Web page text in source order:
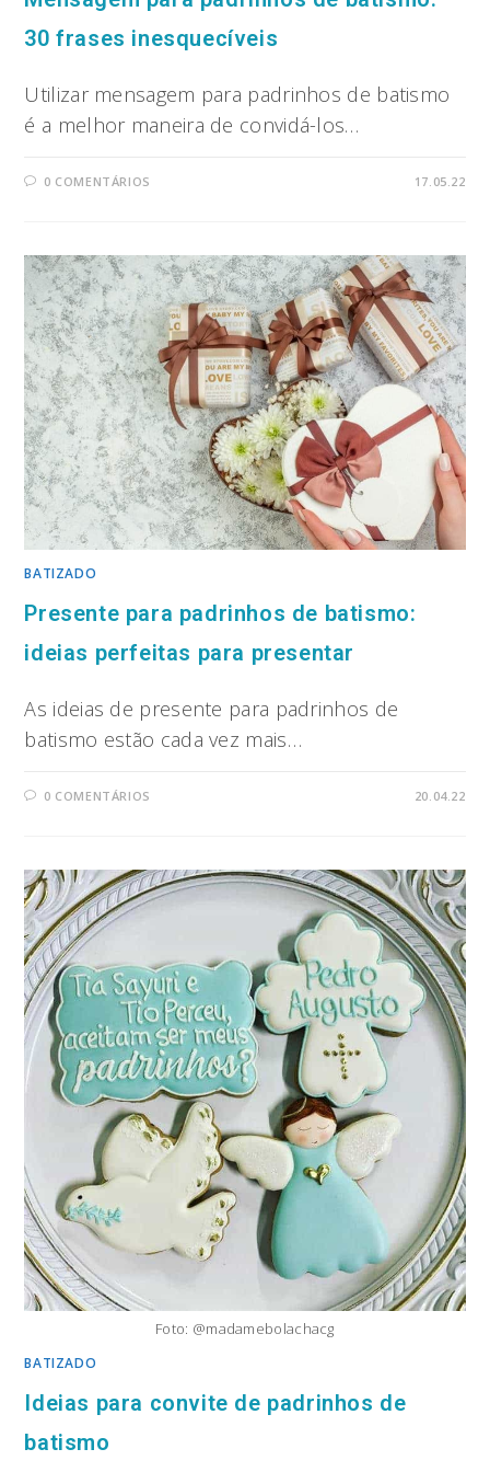
30 frases inesquecíveis
Utilizar mensagem para padrinhos de batismo
é a melhor maneira de convidá-los…
0 COMENTÁRIOS 17.05.22
BATIZADO
Presente para padrinhos de batismo:
ideias perfeitas para presentar
As ideias de presente para padrinhos de
batismo estão cada vez mais…
0 COMENTÁRIOS 20.04.22
Foto: @madamebolachacg
BATIZADO
Ideias para convite de padrinhos de
batismo